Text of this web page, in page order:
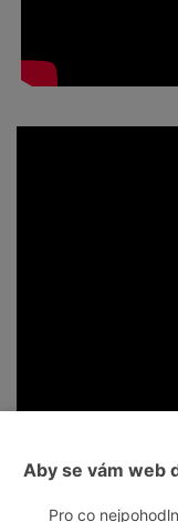
Aby se vám web
Pro co